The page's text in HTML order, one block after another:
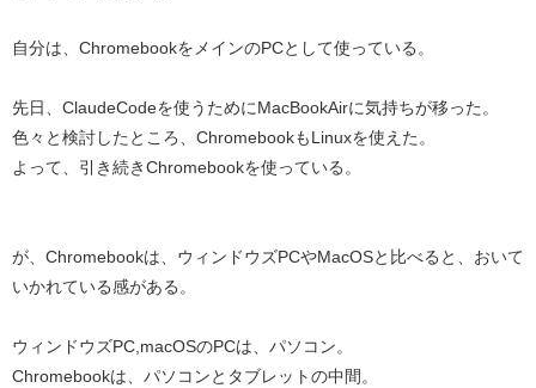
自分は、ChromebookをメインのPCとして使っている。
先日、ClaudeCodeを使うためにMacBookAirに気持ちが移った。
色々と検討したところ、ChromebookもLinuxを使えた。
よって、引き続きChromebookを使っている。
が、Chromebookは、ウィンドウズPCやMacOSと比べると、おいて
いかれている感がある。
ウィンドウズPC,macOSのPCは、パソコン。
Chromebookは、パソコンとタブレットの中間。